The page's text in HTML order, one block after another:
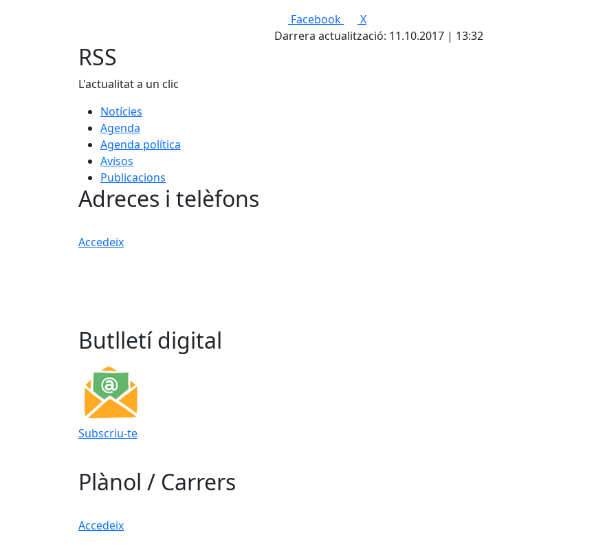
Facebook
X
Darrera actualització: 11.10.2017 | 13:32
RSS
L'actualitat a un clic
Notícies
Agenda
Agenda política
Avisos
Publicacions
Adreces i telèfons
Accedeix
Butlletí digital
Subscriu-te
Plànol / Carrers
Accedeix